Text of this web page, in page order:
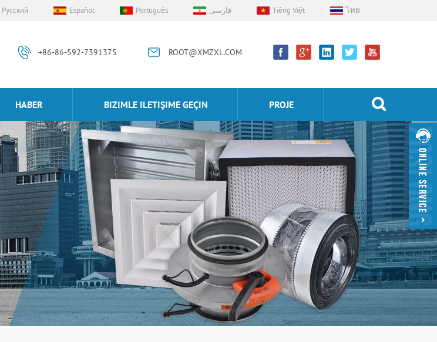
Русский Español Português فارسی Tiếng Việt ไทย
+86-86-592-7391375 ROOT@XMZXL.COM
HABER BIZIMLE ILETIŞIME GEÇIN PROJE